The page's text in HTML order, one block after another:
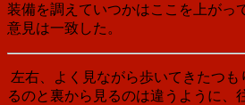
装備を調えていつかはここを上がっ
意見は一致した。
左右、よく見ながら歩いてきたつ
るのと裏から見るのは違うように、